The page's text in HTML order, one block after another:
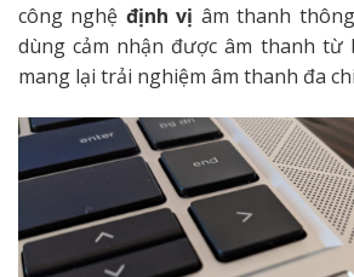
công nghệ định vị âm thanh
dùng cảm nhận được âm thanh từ
mang lại trải nghiệm âm thanh đa